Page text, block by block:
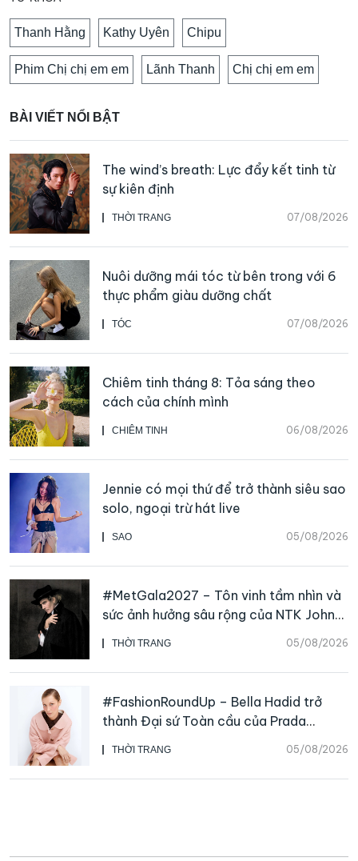
Thanh Hằng Kathy Uyên Chipu
Phim Chị chị em em Lãnh Thanh Chị chị em em
BÀI VIẾT NỔI BẬT
THỜI TRANG 07/08/2026
The wind’s breath: Lực đẩy kết tinh từ
sự kiên định
TÓC 07/08/2026
Nuôi dưỡng mái tóc từ bên trong với 6
thực phẩm giàu dưỡng chất
CHIÊM TINH 06/08/2026
Chiêm tinh tháng 8: Tỏa sáng theo
cách của chính mình
SAO 05/08/2026
Jennie có mọi thứ để trở thành siêu sao
solo, ngoại trừ hát live
THỜI TRANG 05/08/2026
#MetGala2027 – Tôn vinh tầm nhìn và
sức ảnh hưởng sâu rộng của NTK John
Galliano
THỜI TRANG 05/08/2026
#FashionRoundUp – Bella Hadid trở
thành Đại sứ Toàn cầu của Prada
Beauty, CHANEL mua lại Charvet